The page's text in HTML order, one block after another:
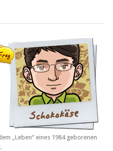
„Leben“ eines 1984 geborenen